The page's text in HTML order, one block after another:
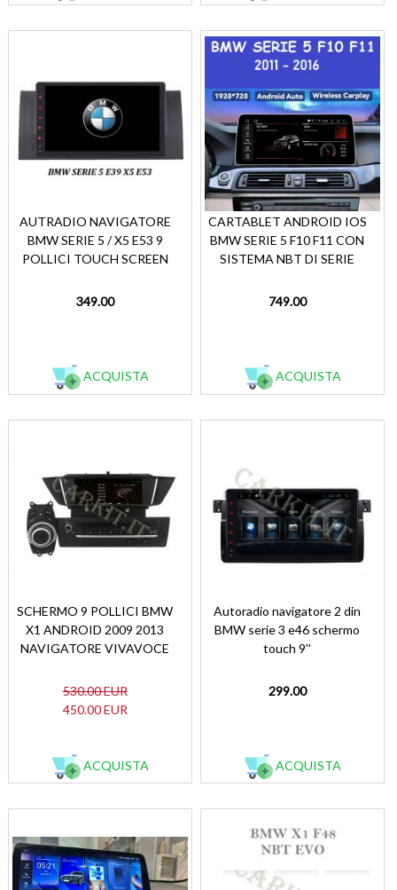
AUTRADIO NAVIGATORE
BMW SERIE 5 / X5 E53 9
POLLICI TOUCH SCREEN
349.00
ACQUISTA
CARTABLET ANDROID IOS
BMW SERIE 5 F10 F11 CON
SISTEMA NBT DI SERIE
749.00
ACQUISTA
SCHERMO 9 POLLICI BMW
X1 ANDROID 2009 2013
NAVIGATORE VIVAVOCE
530.00 EUR
450.00 EUR
ACQUISTA
Autoradio navigatore 2 din
BMW serie 3 e46 schermo
touch 9''
299.00
ACQUISTA